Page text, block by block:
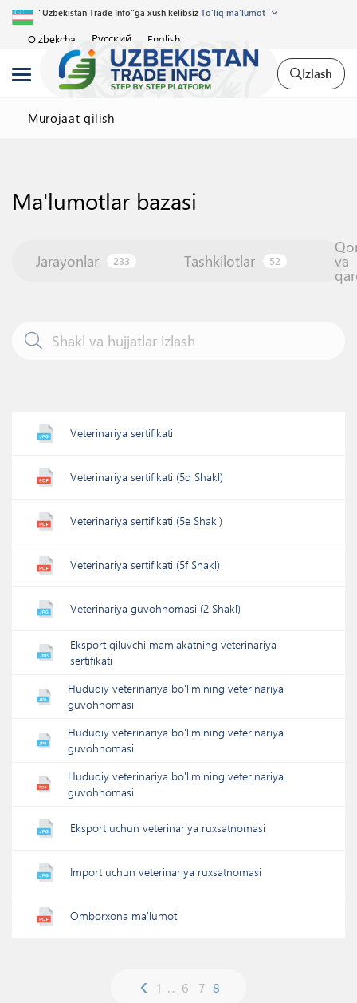
"Uzbekistan Trade Info"ga xush kelibsiz To'liq ma'lumot
O'zbekcha Русский English
Izlash
Murojaat qilish
Ma'lumotlar bazasi
Jarayonlar 233 Tashkilotlar 52 va
Veterinariya sertifikati
Veterinariya sertifikati (5d Shakl)
Veterinariya sertifikati (5e Shakl)
Veterinariya sertifikati (5f Shakl)
Veterinariya guvohnomasi (2 Shakl)
Eksport qiluvchi mamlakatning veterinariya
sertifikati
Hududiy veterinariya bo'limining veterinariya
guvohnomasi
Hududiy veterinariya bo'limining veterinariya
guvohnomasi
Hududiy veterinariya bo'limining veterinariya
guvohnomasi
Eksport uchun veterinariya ruxsatnomasi
Import uchun veterinariya ruxsatnomasi
Omborxona ma'lumoti
‹ 1 ... 6 7 8